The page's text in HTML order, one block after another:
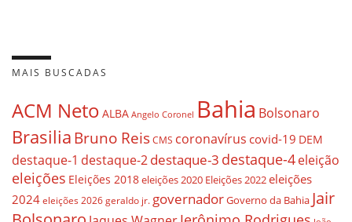
MAIS BUSCADAS
ACM Neto ALBA Angelo Coronel Bahia Bolsonaro
BrasiliaBruno ReisCMS coronavírus covid-19 DEM
destaque-1 destaque-2destaque-3 destaque-4eleição
eleições Eleições 2018eleições 2020 Eleições 2022eleições
2024 eleições 2026 geraldo jr. governadorGoverno da Bahia Jair